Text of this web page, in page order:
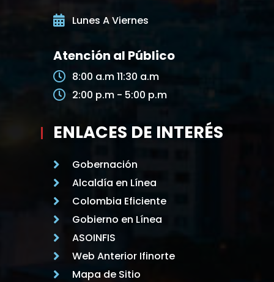
Lunes A Viernes
Atención al Público
8:00 a.m 11:30 a.m
2:00 p.m - 5:00 p.m
ENLACES DE INTERÉS
Gobernación
Alcaldía en Línea
Colombia Eficiente
Gobierno en Línea
ASOINFIS
Web Anterior Ifinorte
Mapa de Sitio